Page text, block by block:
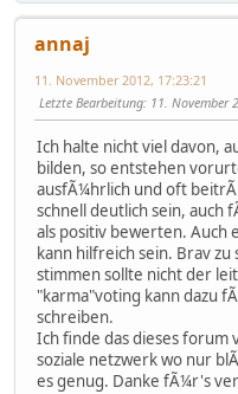
annaj
11. November 2012, 17:23:21
Letzte Bearbeitung: 11. November
Ich halte nicht viel davon,
bilden, so entstehen
ausfÃ¼hrlich und oft
schnell deutlich sein, auch
als positiv bewerten. Auch
kann hilfreich sein. Brav
stimmen sollte nicht der
"karma"voting kann dazu
schreiben.
Ich finde das dieses forum
soziale netzwerk wo nur
es genug. Danke fÃ¼r's